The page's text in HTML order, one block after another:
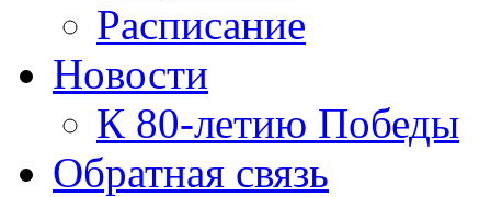
Расписание
Новости
К 80-летию Победы
Обратная связь